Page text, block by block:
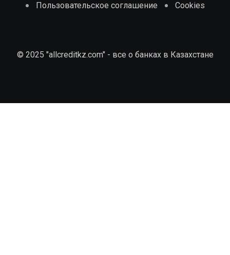
Пользовательское соглашение Cookies
© 2025 "allcreditkz.com" - все о банках в Казахстане